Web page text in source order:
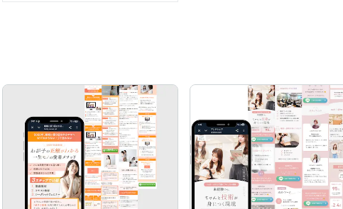
おりますが、
ます。
（年1,000円程度〜）のみです。